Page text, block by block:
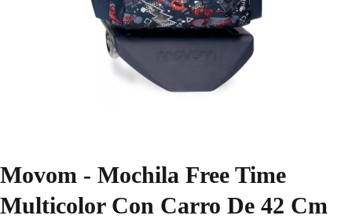
Movom - Mochila Free Time
Multicolor Con Carro De 42 Cm